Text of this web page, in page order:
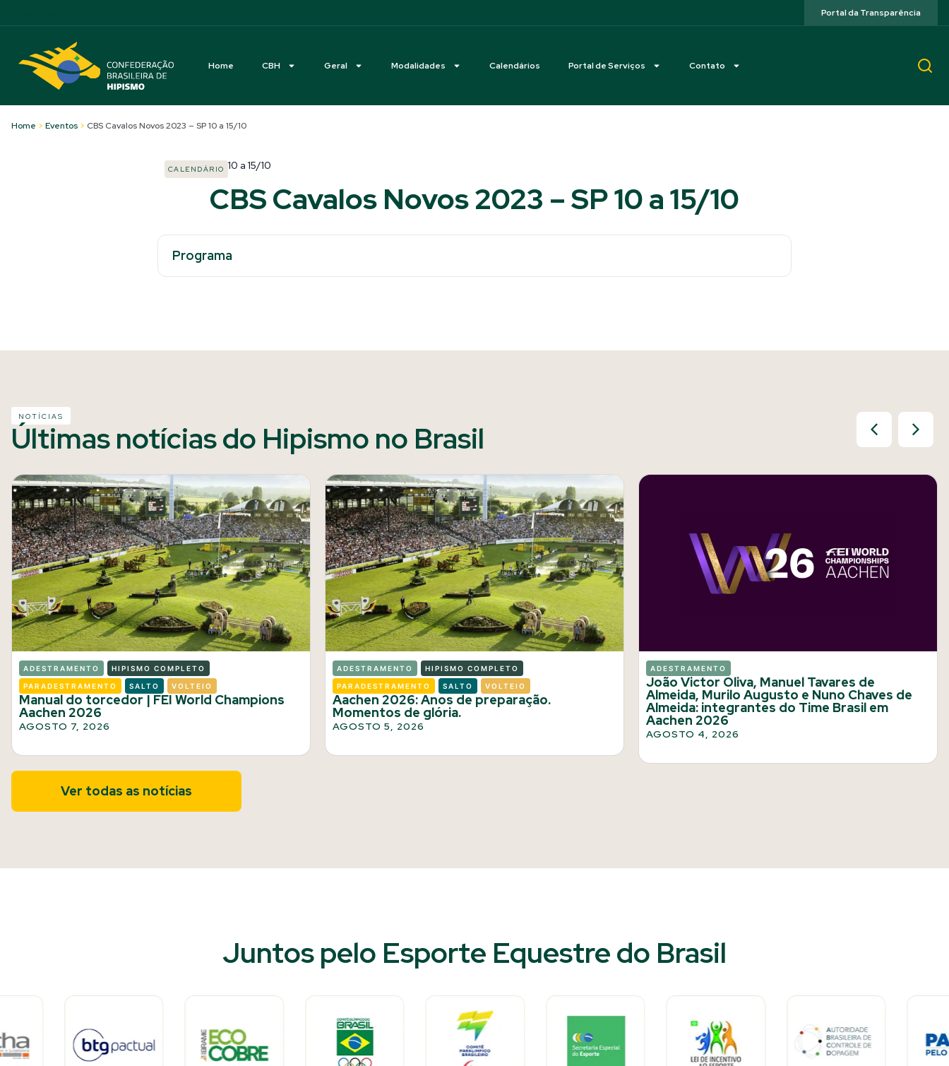
Portal da Transparência
Home CBH Geral Modalidades Calendários Portal de Serviços Contato
Home > Eventos > CBS Cavalos Novos 2023 – SP 10 a 15/10
CALENDÁRIO 10 a 15/10
CBS Cavalos Novos 2023 – SP 10 a 15/10
Programa
NOTÍCIAS
Últimas notícias do Hipismo no Brasil
ADESTRAMENTO HIPISMO COMPLETO
PARADESTRAMENTO SALTO VOLTEIO
Manual do torcedor | FEI World Champions
Aachen 2026
AGOSTO 7, 2026
ADESTRAMENTO HIPISMO COMPLETO
PARADESTRAMENTO SALTO VOLTEIO
Aachen 2026: Anos de preparação.
Momentos de glória.
AGOSTO 5, 2026
ADESTRAMENTO
João Victor Oliva, Manuel Tavares de
Almeida, Murilo Augusto e Nuno Chaves de
Almeida: integrantes do Time Brasil em
Aachen 2026
AGOSTO 4, 2026
Ver todas as notícias
Juntos pelo Esporte Equestre do Brasil​